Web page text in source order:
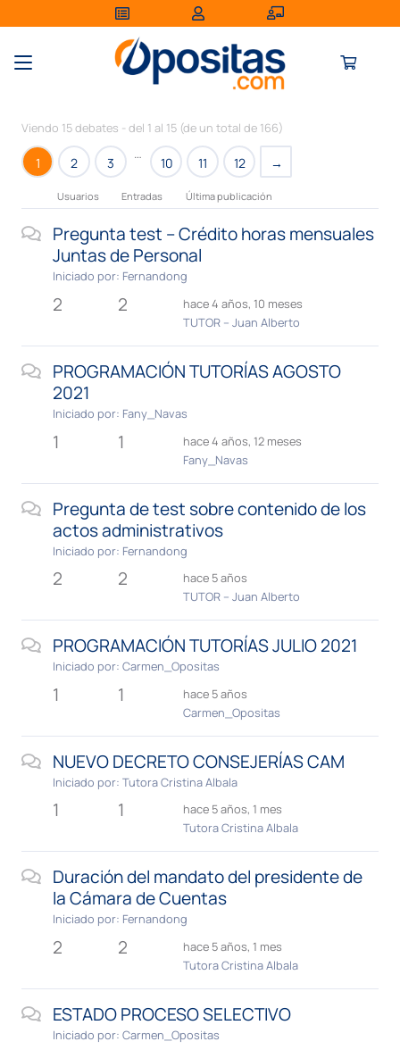
Viendo 15 debates - del 1 al 15 (de un total de 166)
1 2 3
…
10 11 12 →
Usuarios Entradas Última publicación
Pregunta test – Crédito horas mensuales
Juntas de Personal
Iniciado por: Fernandong
2 2
hace 4 años, 10 meses
TUTOR – Juan Alberto
PROGRAMACIÓN TUTORÍAS AGOSTO
2021
Iniciado por: Fany_Navas
1 1
hace 4 años, 12 meses
Fany_Navas
Pregunta de test sobre contenido de los
actos administrativos
Iniciado por: Fernandong
2 2
hace 5 años
TUTOR – Juan Alberto
PROGRAMACIÓN TUTORÍAS JULIO 2021
Iniciado por:Carmen_Opositas
1 1
hace 5 años
Carmen_Opositas
NUEVO DECRETO CONSEJERÍAS CAM
Iniciado por:Tutora Cristina Albala
1 1
hace 5 años, 1 mes
Tutora Cristina Albala
Duración del mandato del presidente de
la Cámara de Cuentas
Iniciado por: Fernandong
2 2
hace 5 años, 1 mes
Tutora Cristina Albala
ESTADO PROCESO SELECTIVO
Iniciado por:Carmen_Opositas